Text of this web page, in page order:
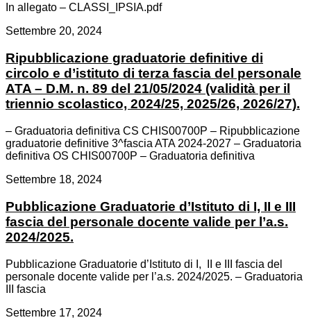
In allegato – CLASSI_IPSIA.pdf
Settembre 20, 2024
Ripubblicazione graduatorie definitive di
circolo e d’istituto di terza fascia del personale
ATA – D.M. n. 89 del 21/05/2024 (validità per il
triennio scolastico, 2024/25, 2025/26, 2026/27).
– Graduatoria definitiva CS CHIS00700P – Ripubblicazione
graduatorie definitive 3^fascia ATA 2024-2027 – Graduatoria
definitiva OS CHIS00700P – Graduatoria definitiva
Settembre 18, 2024
Pubblicazione Graduatorie d’Istituto di I, II e III
fascia del personale docente valide per l’a.s.
2024/2025.
Pubblicazione Graduatorie d’Istituto di I, II e III fascia del
personale docente valide per l’a.s. 2024/2025. – Graduatoria
III fascia
Settembre 17, 2024